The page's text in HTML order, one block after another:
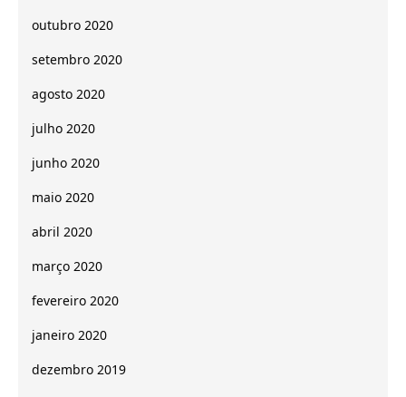
outubro 2020
setembro 2020
agosto 2020
julho 2020
junho 2020
maio 2020
abril 2020
março 2020
fevereiro 2020
janeiro 2020
dezembro 2019